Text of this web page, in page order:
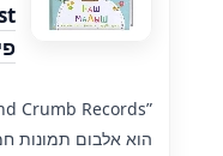
Crumb Records”
הוא אלבום תמונות